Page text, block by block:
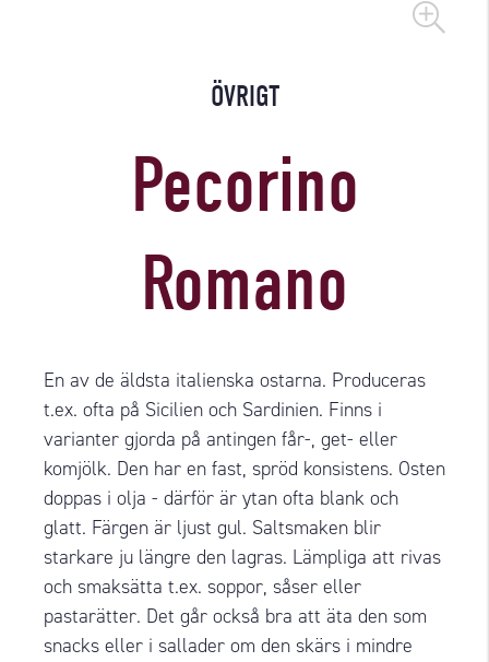
ÖVRIGT
Pecorino
Romano
En av de äldsta italienska ostarna. Produceras
t.ex. ofta på Sicilien och Sardinien. Finns i
varianter gjorda på antingen får-, get- eller
komjölk. Den har en fast, spröd konsistens. Osten
doppas i olja - därför är ytan ofta blank och
glatt. Färgen är ljust gul. Saltsmaken blir
starkare ju längre den lagras. Lämpliga att rivas
och smaksätta t.ex. soppor, såser eller
pastarätter. Det går också bra att äta den som
snacks eller i sallader om den skärs i mindre